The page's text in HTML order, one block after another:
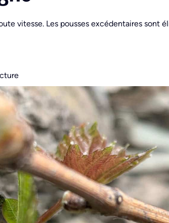
vitesse. Les pousses excédentaires sont